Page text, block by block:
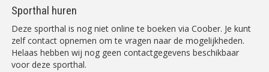
Sporthal huren
Deze sporthal is nog niet online te boeken via Coober. Je kunt
zelf contact opnemen om te vragen naar de mogelijkheden.
Helaas hebben wij nog geen contactgegevens beschikbaar
voor deze sporthal.